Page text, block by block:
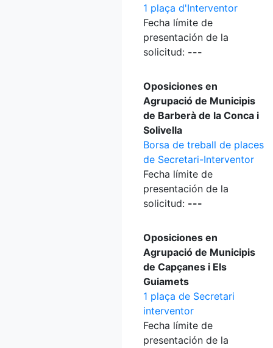
1 plaça d'Interventor
Fecha límite de
presentación de la
solicitud: ---
Oposiciones en
Agrupació de Municipis
de Barberà de la Conca i
Solivella
Borsa de treball de places
de Secretari-Interventor
Fecha límite de
presentación de la
solicitud: ---
Oposiciones en
Agrupació de Municipis
de Capçanes i Els
Guiamets
1 plaça de Secretari
interventor
Fecha límite de
presentación de la